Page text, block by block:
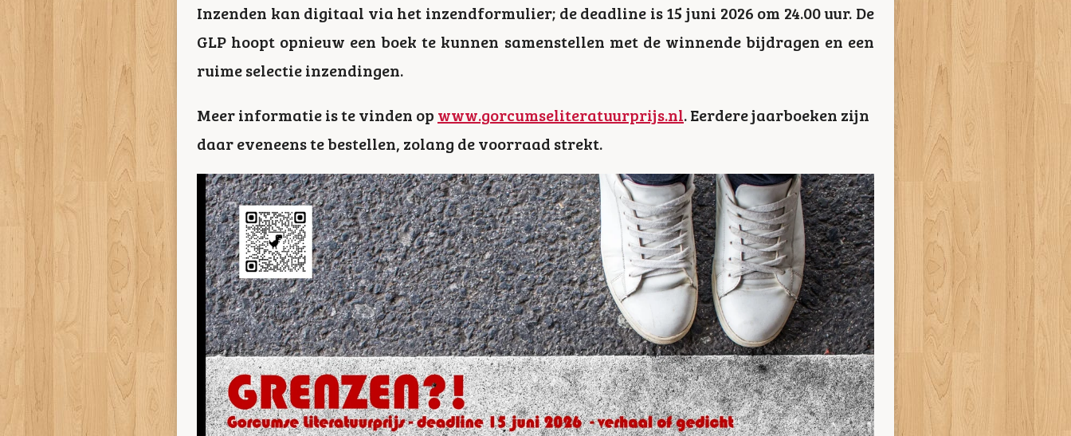
Inzenden kan digitaal via het inzendformulier; de deadline is 15 juni 2026 om 24.00 uur. De
GLP hoopt opnieuw een boek te kunnen samenstellen met de winnende bijdragen en een
ruime selectie inzendingen.
Meer informatie is te vinden op www.gorcumseliteratuurprijs.nl. Eerdere jaarboeken zijn
daar eveneens te bestellen, zolang de voorraad strekt.